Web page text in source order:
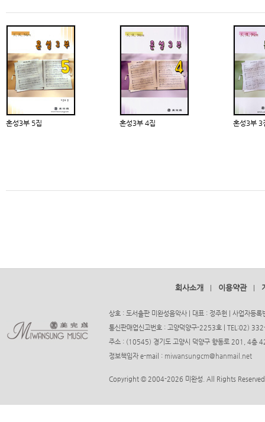
혼성3부 5집 혼성3부 4집 혼성3부 3
회사소개 이용약관
상호 : 도서출판 미완성음악사 | 대표 : 정주헌 | 사업자등
통신판매업신고번호 : 고양덕양구-2253호 | TEL:02)
주소 : (10545) 경기도 고양시 덕양구 향동로 201, 4층
정보책임자 e-mail : miwansungcm@hanmail.net
Copyright © 2004-2026 미완성. All Rights